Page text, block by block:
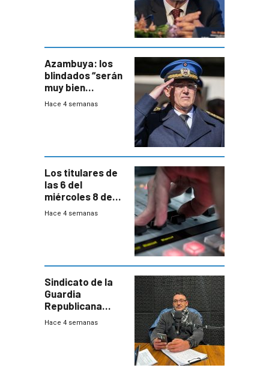
Azambuya: los
blindados “serán
muy bien
recibidos” por los
Hace 4 semanas
Los titulares de
las 6 del
miércoles 8 de
julio de 2026
Hace 4 semanas
Sindicato de la
Guardia
Republicana
denuncia
Hace 4 semanas